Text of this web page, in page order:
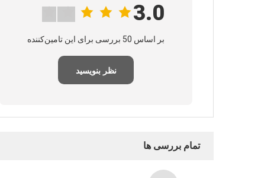
3.0
بر اساس 50 بررسی برای این تامین‌کننده
نظر بنویسید
تمام بررسی ها